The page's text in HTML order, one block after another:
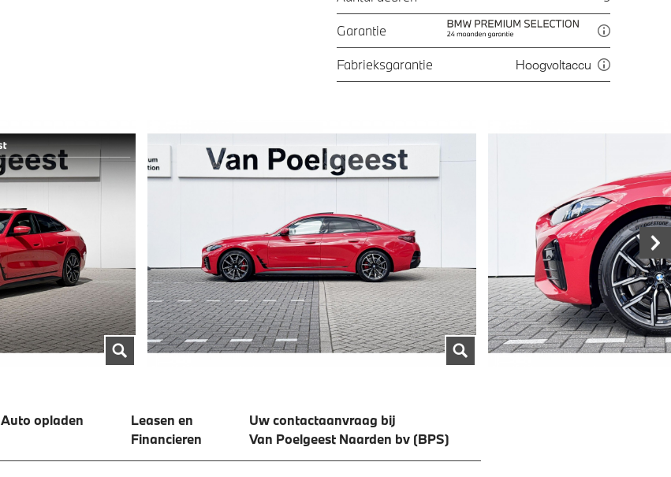
Garantie
Fabrieksgarantie Hoogvoltaccu
Auto opladen
Leasen en
Financieren
Uw contactaanvraag bij
Van Poelgeest Naarden bv (BPS)